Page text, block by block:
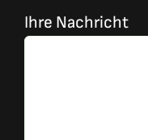
Ihre Nachricht